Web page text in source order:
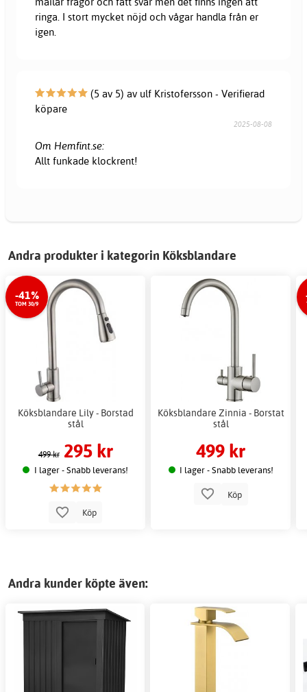
ringa. I stort mycket nöjd och vågar handla från er
igen.
(5 av 5) av ulf Kristofersson - Verifierad
köpare
2025-08-08
Om Hemfint.se:
Allt funkade klockrent!
Andra produkter i kategorin Köksblandare
-41%
TOM 30/9
Köksblandare Lily - Borstad
stål
499 kr 295 kr
I lager - Snabb leverans!
Köp
Köksblandare Zinnia - Borstat
stål
499 kr
I lager - Snabb leverans!
Köp
Andra kunder köpte även: